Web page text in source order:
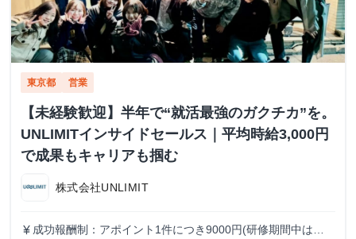
東京都 営業
【未経験歓迎】半年で“就活最強のガクチカ”を。
UNLIMITインサイドセールス｜平均時給3,000円
で成果もキャリアも掴む
株式会社UNLIMIT
currency_yen 成功報酬制：アポイント1件につき9000円(研修期間中は